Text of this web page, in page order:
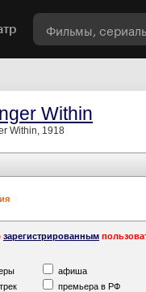
Within
Within, 1918
зарегистрированным
афиша
премьера в РФ